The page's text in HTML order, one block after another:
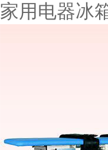
家用电器冰